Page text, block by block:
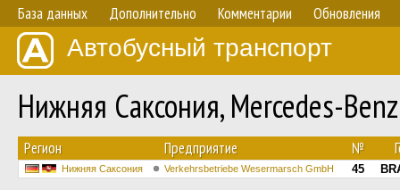
База данных Дополнительно Комментарии Обновления
Автобусный транспорт
Нижняя Саксония, Mercedes-
Регион Предприятие №
Нижняя Саксония Verkehrsbetriebe Wesermarsch GmbH 45